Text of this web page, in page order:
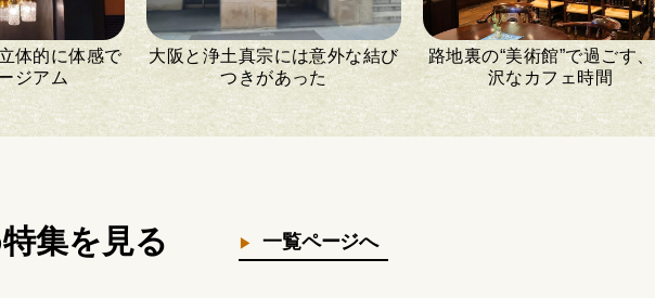
体的に体感で
ジアム
大阪と浄土真宗には意外な結び
つきがあった
路地裏の“美術館”で過ごす
沢なカフェ時間
集を見る 一覧ページへ